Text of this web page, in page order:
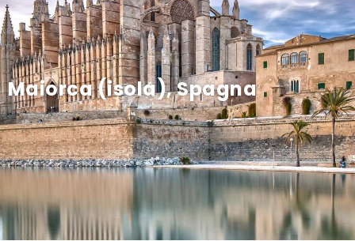
Maiorca (isola), Spagna